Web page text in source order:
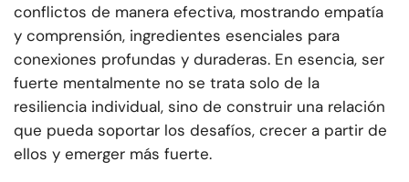
conflictos de manera efectiva, mostrando empatía
y comprensión, ingredientes esenciales para
conexiones profundas y duraderas. En esencia, ser
fuerte mentalmente no se trata solo de la
resiliencia individual, sino de construir una relación
que pueda soportar los desafíos, crecer a partir de
ellos y emerger más fuerte.